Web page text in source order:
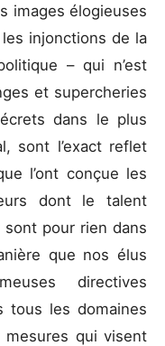
images élogieuses
injonctions de la
– qui n’est
et supercheries
dans le plus
sont l’exact reflet
l’ont conçue les
dont le talent
sont pour rien dans
que nos élus
directives
tous les domaines
mesures qui visent